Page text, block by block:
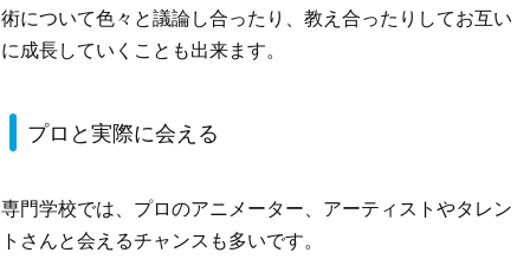
術について色々と議論し合ったり、教え合ったりしてお互い
に成長していくことも出来ます。
プロと実際に会える
専門学校では、プロのアニメーター、アーティストやタレン
トさんと会えるチャンスも多いです。